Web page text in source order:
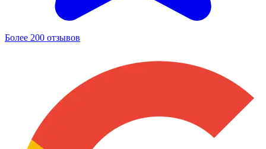
Более 200 отзывов